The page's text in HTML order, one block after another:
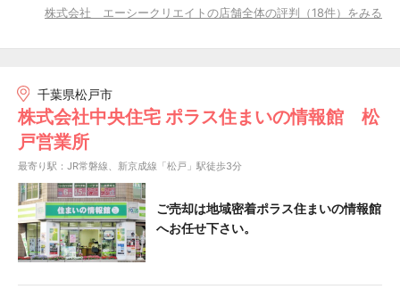
株式会社 エーシークリエイトの店舗全体の評判（18件）をみる
千葉県松戸市
株式会社中央住宅 ポラス住まいの情報館 松
戸営業所
最寄り駅：JR常磐線、新京成線「松戸」駅徒歩3分
ご売却は地域密着ポラス住まいの情報館
へお任せ下さい。